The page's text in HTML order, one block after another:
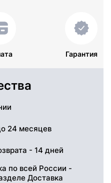
Гарантия
24 месяцев
- 14 дней
по всей России -
Доставка